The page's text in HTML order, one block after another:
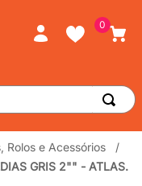
0
Rolos e Acessórios
GRIS 2"" - ATLAS.